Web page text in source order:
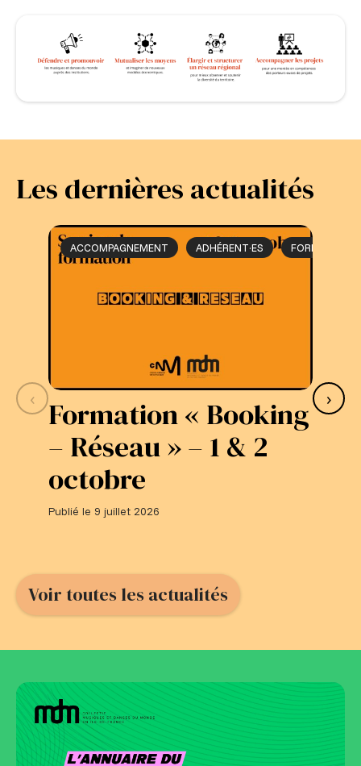
Les dernières actualités
‹
ACCOMPAGNEMENT ADHÉRENT·ES FORMATION
Formation « Booking
– Réseau » – 1 & 2
octobre
Publié le 9 juillet 2026
›
Voir toutes les actualités